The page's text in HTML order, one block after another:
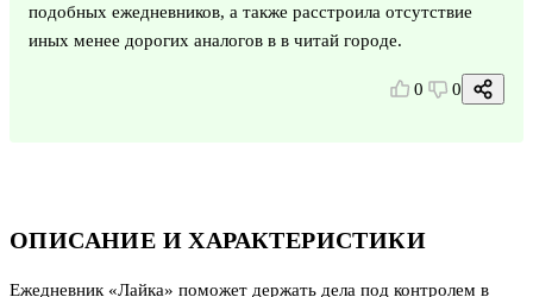
ОПИСАНИЕ И ХАРАКТЕРИСТИКИ
Ежедневник «Лайка» поможет держать дела под контролем в
подобных ежедневников, а также расстроила отсутствие
иных менее дорогих аналогов в в читай городе.
0 0